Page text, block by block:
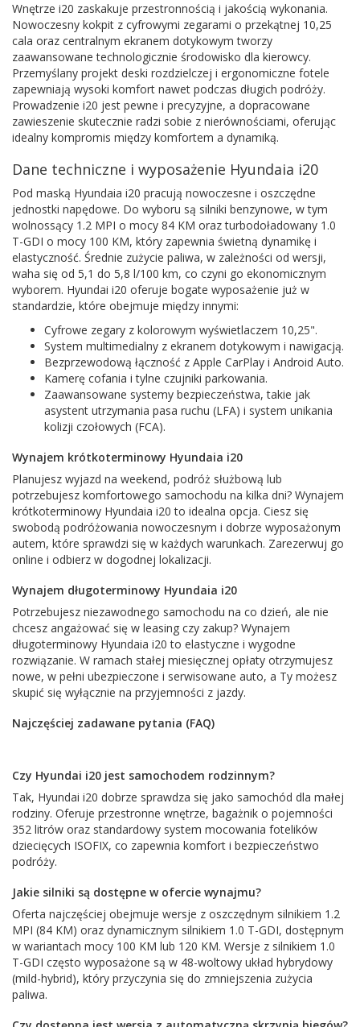
Wnętrze i20 zaskakuje przestronnością i jakością wykonania.
Nowoczesny kokpit z cyfrowymi zegarami o przekątnej 10,25
cala oraz centralnym ekranem dotykowym tworzy
zaawansowane technologicznie środowisko dla kierowcy.
Przemyślany projekt deski rozdzielczej i ergonomiczne fotele
zapewniają wysoki komfort nawet podczas długich podróży.
Prowadzenie i20 jest pewne i precyzyjne, a dopracowane
zawieszenie skutecznie radzi sobie z nierównościami, oferując
idealny kompromis między komfortem a dynamiką.
Dane techniczne i wyposażenie Hyundaia i20
Pod maską Hyundaia i20 pracują nowoczesne i oszczędne
jednostki napędowe. Do wyboru są silniki benzynowe, w tym
wolnossący 1.2 MPI o mocy 84 KM oraz turbodoładowany 1.0
T-GDI o mocy 100 KM, który zapewnia świetną dynamikę i
elastyczność. Średnie zużycie paliwa, w zależności od wersji,
waha się od 5,1 do 5,8 l/100 km, co czyni go ekonomicznym
wyborem. Hyundai i20 oferuje bogate wyposażenie już w
standardzie, które obejmuje między innymi:
Cyfrowe zegary z kolorowym wyświetlaczem 10,25".
System multimedialny z ekranem dotykowym i nawigacją.
Bezprzewodową łączność z Apple CarPlay i Android Auto.
Kamerę cofania i tylne czujniki parkowania.
Zaawansowane systemy bezpieczeństwa, takie jak
asystent utrzymania pasa ruchu (LFA) i system unikania
kolizji czołowych (FCA).
Wynajem krótkoterminowy Hyundaia i20
Planujesz wyjazd na weekend, podróż służbową lub
potrzebujesz komfortowego samochodu na kilka dni? Wynajem
krótkoterminowy Hyundaia i20 to idealna opcja. Ciesz się
swobodą podróżowania nowoczesnym i dobrze wyposażonym
autem, które sprawdzi się w każdych warunkach. Zarezerwuj go
online i odbierz w dogodnej lokalizacji.
Wynajem długoterminowy Hyundaia i20
Potrzebujesz niezawodnego samochodu na co dzień, ale nie
chcesz angażować się w leasing czy zakup? Wynajem
długoterminowy Hyundaia i20 to elastyczne i wygodne
rozwiązanie. W ramach stałej miesięcznej opłaty otrzymujesz
nowe, w pełni ubezpieczone i serwisowane auto, a Ty możesz
skupić się wyłącznie na przyjemności z jazdy.
Najczęściej zadawane pytania (FAQ)
Czy Hyundai i20 jest samochodem rodzinnym?
Tak, Hyundai i20 dobrze sprawdza się jako samochód dla małej
rodziny. Oferuje przestronne wnętrze, bagażnik o pojemności
352 litrów oraz standardowy system mocowania fotelików
dziecięcych ISOFIX, co zapewnia komfort i bezpieczeństwo
podróży.
Jakie silniki są dostępne w ofercie wynajmu?
Oferta najczęściej obejmuje wersje z oszczędnym silnikiem 1.2
MPI (84 KM) oraz dynamicznym silnikiem 1.0 T-GDI, dostępnym
w wariantach mocy 100 KM lub 120 KM. Wersje z silnikiem 1.0
T-GDI często wyposażone są w 48-woltowy układ hybrydowy
(mild-hybrid), który przyczynia się do zmniejszenia zużycia
paliwa.